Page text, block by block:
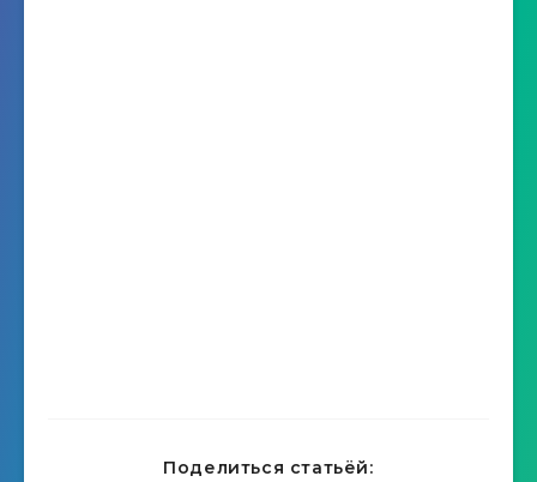
Поделиться статьёй: